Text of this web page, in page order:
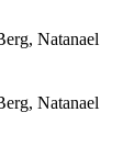
Natanael
Natanael